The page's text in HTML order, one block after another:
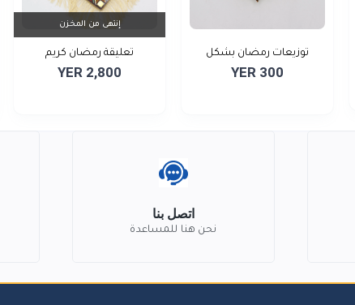
توزيعات رمضان بشكل
نجوم...
YER 300
إنتهى من المخزن
تعليقة رمضان كريم
YER 2,800
اتصل بنا
نحن هنا للمساعدة